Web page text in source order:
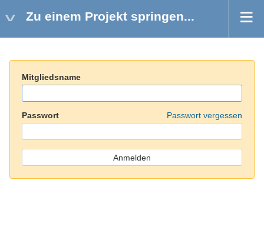
Zu einem Projekt springen...
Mitgliedsname
Passwort Passwort vergessen